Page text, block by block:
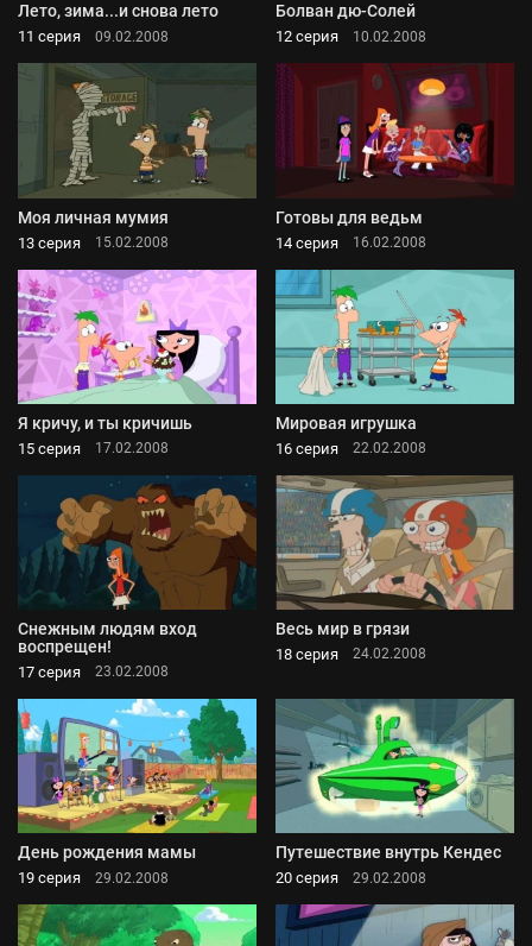
Лето, зима...и снова лето
11 серия 09.02.2008
Болван дю-Солей
12 серия 10.02.2008
Моя личная мумия
13 серия 15.02.2008
Готовы для ведьм
14 серия 16.02.2008
Я кричу, и ты кричишь
15 серия 17.02.2008
Мировая игрушка
16 серия 22.02.2008
Снежным людям вход
воспрещен!
17 серия 23.02.2008
Весь мир в грязи
18 серия 24.02.2008
День рождения мамы
19 серия 29.02.2008
Путешествие внутрь Кендес
20 серия 29.02.2008